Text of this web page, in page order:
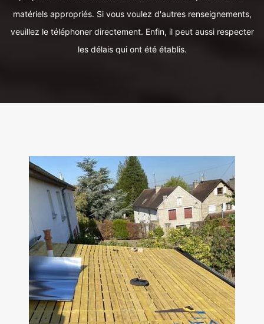
matériels appropriés. Si vous voulez d'autres renseignements,
veuillez le téléphoner directement. Enfin, il peut aussi respecter
les délais qui ont été établis.